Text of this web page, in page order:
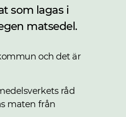
som lagas i
matsedel.
och det är
råd
maten från